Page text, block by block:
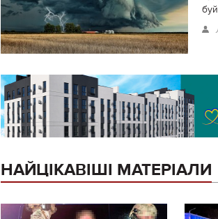
НАЙЦІКАВІШІ МАТЕРІАЛИ